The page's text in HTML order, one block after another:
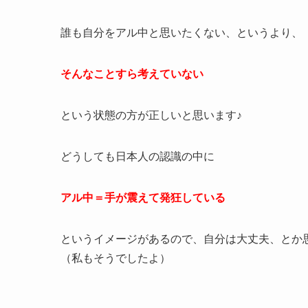
誰も自分をアル中と思いたくない、というより、
そんなことすら考えていない
という状態の方が正しいと思います♪
どうしても日本人の認識の中に
アル中＝手が震えて発狂している
というイメージがあるので、自分は大丈夫、とか
（私もそうでしたよ）